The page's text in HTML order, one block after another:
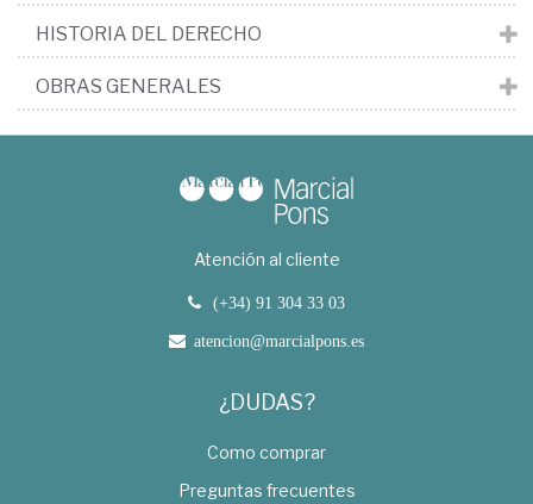
HISTORIA DEL DERECHO
OBRAS GENERALES
Atención al cliente
(+34) 91 304 33 03
atencion@marcialpons.es
¿DUDAS?
Como comprar
Preguntas frecuentes